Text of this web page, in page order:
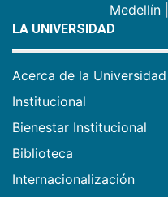
Medellín
LA UNIVERSIDAD
Acerca de la Universidad
Institucional
Bienestar Institucional
Biblioteca
Internacionalización